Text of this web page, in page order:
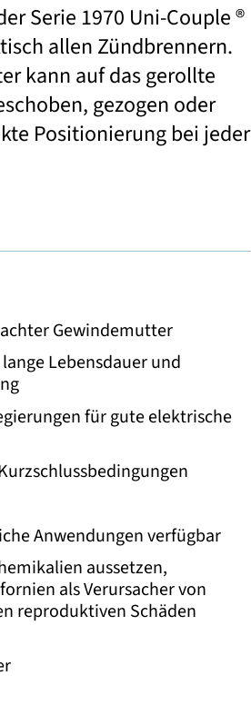
Serie 1970 Uni-Couple ®
allen Zündbrennern.
kann auf das gerollte
gezogen oder
Positionierung bei jeder
Gewindemutter
Lebensdauer und
für gute elektrische
Anwendungen verfügbar
aussetzen,
als Verursacher von
reproduktiven Schäden